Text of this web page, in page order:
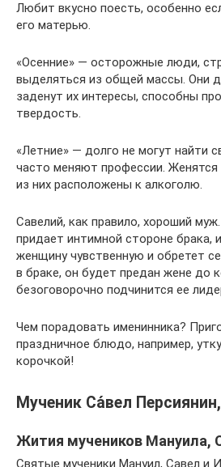
Любит вкусно поесть, особенно
его матерью.
«Осенние» — осторожные люди,
выделяться из общей массы. Они
заденут их интересы, способны
твердость.
«Летние» — долго не могут найти
часто меняют профессии.
из них расположены к алкоголю.
Савелий, как правило, хороший
придает интимной стороне брака,
женщину чувственную и обретет
в браке, он будет предан жене до
безоговорочно подчинится ее
Чем порадовать именинника?
праздничное блюдо, например,
корочкой!
Мученик Са́вел
Жития мучеников Мануила,
Свя­тые му­че­ни­ки Ма­ну­ил, Са­вел и